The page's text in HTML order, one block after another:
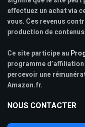
effectuez un achat via
vous. Ces revenus
production de
Ce site participe au
programme
percevoir une
Amazon.fr.
NOUS CONTACTER